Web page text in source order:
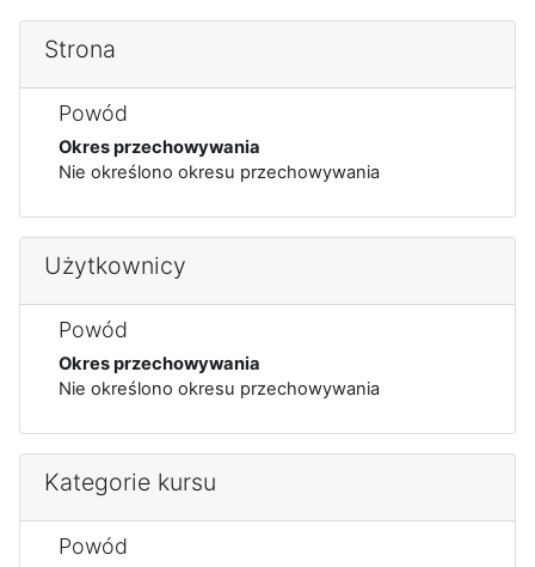
Strona
Powód
Okres przechowywania
Nie określono okresu przechowywania
Użytkownicy
Powód
Okres przechowywania
Nie określono okresu przechowywania
Kategorie kursu
Powód